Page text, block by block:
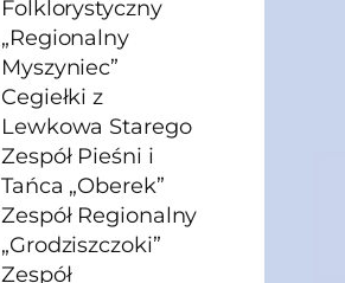
Folklorystyczny
„Regionalny
Myszyniec”
Cegiełki z
Lewkowa Starego
Zespół Pieśni i
Tańca „Oberek”
Zespół Regionalny
„Grodziszczoki”
Zespół